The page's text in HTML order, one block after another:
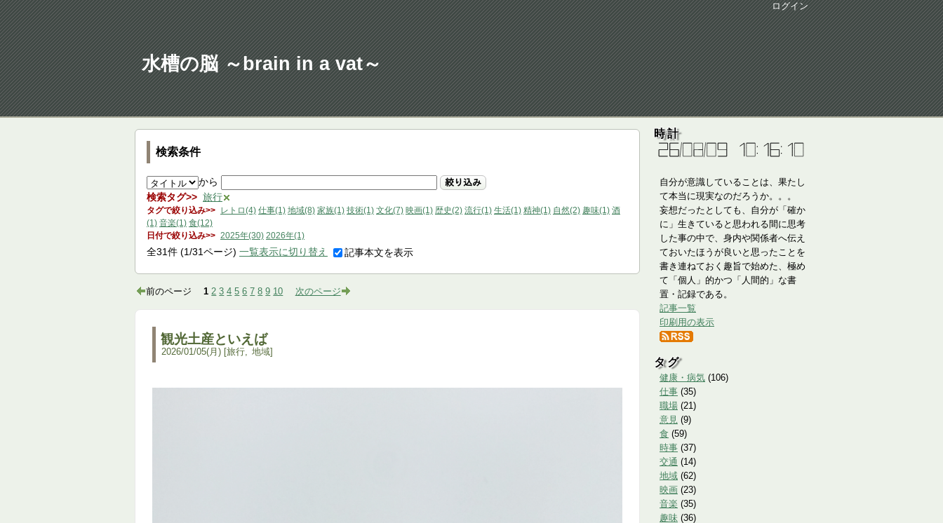
ログイン
水槽の脳 ～brain in a vat～
検索条件
から 絞り込み
検索タグ 旅行
タグで絞り込み レトロ(4) 仕事(1) 地域(8) 家族(1) 技術(1) 文化(7) 映画(1) 歴史(2) 流行(1) 生活(1) 精神(1) 自然(2) 趣味(1) 酒
(1) 音楽(1) 食(12)
日付で絞り込み
2025年(30) 2026年(1)
全31件 (1/31ページ) 一覧表示に切り替え 記事本文を表示
前のページ 1 2 3 4 5 6 7 8 9 10 次のページ
観光土産といえば
2026/01/05(月) 旅行 地域
時計
自分が意識していることは、果たし
て本当に現実なのだろうか。。。
妄想だったとしても、自分が「確か
に」生きていると思われる間に思考
した事の中で、身内や関係者へ伝え
ておいたほうが良いと思ったことを
書き連ねておく趣旨で始めた、極め
て「個人」的かつ「人間的」な書
置・記録である。
記事一覧
印刷用の表示
タグ
健康・病気 (106)
仕事 (35)
職場 (21 )
意見 (9)
食 (59)
時事 (37)
交通 (14)
地域 (62)
映画 (23)
音楽 (35)
趣味 (36)